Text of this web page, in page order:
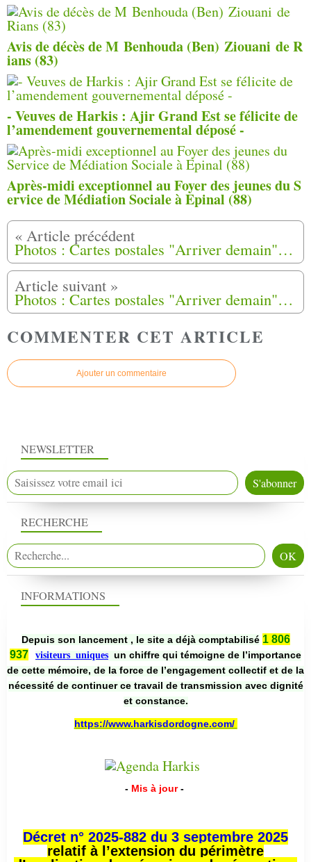
Avis de décès de M Benhouda (Ben) Ziouani de R
ians (83)
- Veuves de Harkis : Ajir Grand Est se félicite de
l’amendement gouvernemental déposé -
Après-midi exceptionnel au Foyer des jeunes du S
ervice de Médiation Sociale à Epinal (88)
Photos : Cartes postales "Arriver demain" de Marie Calmes (1)
Photos : Cartes postales "Arriver demain" de Marie Calmes (2)
COMMENTER CET ARTICLE
Ajouter un commentaire
NEWSLETTER
RECHERCHE
INFORMATIONS
Depuis son lancement , le site a déjà comptabilisé 1 806
937
visiteurs uniques un chiffre qui témoigne de l’importance
de cette mémoire, de la force de l’engagement collectif et de la
nécessité de continuer ce travail de transmission avec dignité
et constance.
https://www.harkisdordogne.com/
- Mis à jour -
Décret n° 2025-882 du 3 septembre 2025
relatif à l’extension du périmètre